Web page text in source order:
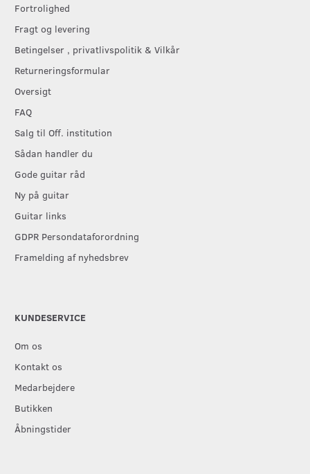
Fortrolighed
Fragt og levering
Betingelser , privatlivspolitik & Vilkår
Returneringsformular
Oversigt
FAQ
Salg til Off. institution
Sådan handler du
Gode guitar råd
Ny på guitar
Guitar links
GDPR Persondataforordning
Framelding af nyhedsbrev
KUNDESERVICE
Om os
Kontakt os
Medarbejdere
Butikken
Åbningstider